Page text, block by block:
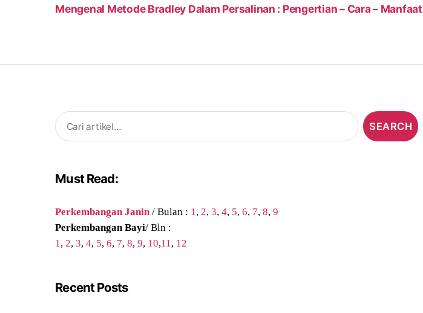
Mengenal Metode Bradley Dalam Persalinan : Pengertian – Cara – Manfaat
Search
for:
Must Read:
Perkembangan Janin / Bulan : 1 , 2,3,4, 5,6, 7,8,9
Perkembangan Bayi/ Bln :
1 , 2,3,4, 5,6, 7,8,9, 10,11 , 12
Recent Posts